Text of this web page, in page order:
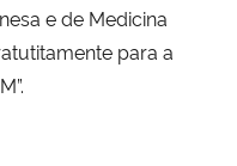
e de Medicina
para a